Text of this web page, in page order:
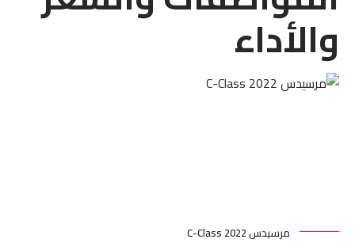
والأداء
مرسيدس C-Class 2022